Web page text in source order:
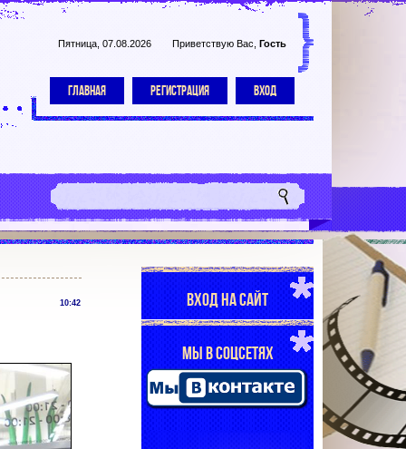
Пятница, 07.08.2026 Приветствую Вас Гость
ГЛАВНАЯ РЕГИСТРАЦИЯ ВХОД
10:42 ВХОД НА САЙТ
МЫ В СОЦСЕТЯХ